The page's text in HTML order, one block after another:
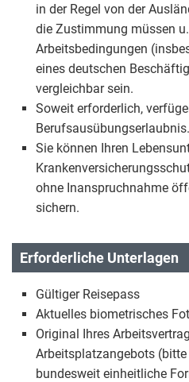
in der Regel von der
die Zustimmung müssen
Arbeitsbedingungen
eines deutschen
vergleichbar sein.
Soweit erforderlich,
Berufsausübungserlaubnis.
Sie können Ihren
ohne Inanspruchnahme
sichern.
Erforderliche Unterlagen
Gültiger Reisepass
Aktuelles biometrisches
Original Ihres
Arbeitsplatzangebots
bundesweit einheitliche